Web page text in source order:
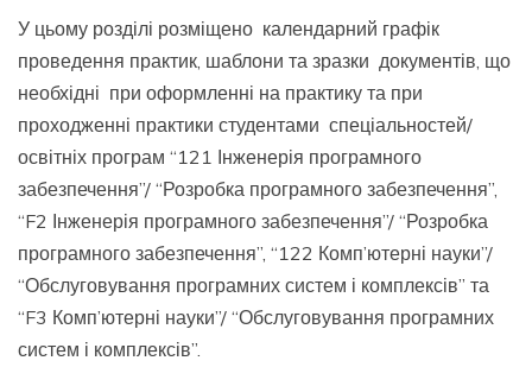
У цьому розділі розміщено календарний графік
проведення практик, шаблони та зразки документів, що
необхідні при оформленні на практику та при
проходженні практики студентами спеціальностей/
освітніх програм “121 Інженерія програмного
забезпечення”/ “Розробка програмного забезпечення”,
“F2 Інженерія програмного забезпечення”/ “Розробка
програмного забезпечення”, “122 Комп’ютерні науки”/
“Обслуговування програмних систем і комплексів” та
“F3 Комп’ютерні науки”/ “Обслуговування програмних
систем і комплексів”.